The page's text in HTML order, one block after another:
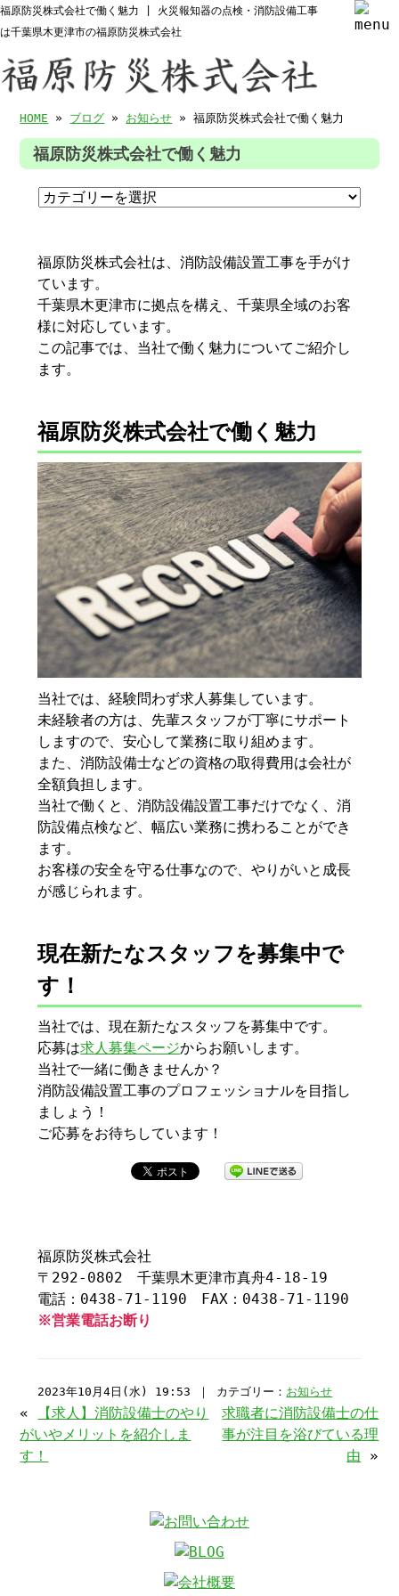
福原防災株式会社で働く魅力 | 火災報知器の点検・消防設備工事
は千葉県木更津市の福原防災株式会社
HOME » ブログ » お知らせ » 福原防災株式会社で働く魅力
福原防災株式会社で働く魅力
福原防災株式会社は、消防設備設置工事を手がけ
ています。
千葉県木更津市に拠点を構え、千葉県全域のお客
様に対応しています。
この記事では、当社で働く魅力についてご紹介し
ます。
福原防災株式会社で働く魅力
当社では、経験問わず求人募集しています。
未経験者の方は、先輩スタッフが丁寧にサポート
しますので、安心して業務に取り組めます。
また、消防設備士などの資格の取得費用は会社が
全額負担します。
当社で働くと、消防設備設置工事だけでなく、消
防設備点検など、幅広い業務に携わることができ
ます。
お客様の安全を守る仕事なので、やりがいと成長
が感じられます。
現在新たなスタッフを募集中で
す！
当社では、現在新たなスタッフを募集中です。
応募は求人募集ページからお願いします。
当社で一緒に働きませんか？
消防設備設置工事のプロフェッショナルを目指し
ましょう！
ご応募をお待ちしています！
福原防災株式会社
〒292-0802 千葉県木更津市真舟4-18-19
電話：0438-71-1190 FAX：0438-71-1190
※営業電話お断り
2023年10月4日(水) 19:53 ｜ カテゴリー： お知らせ
«
【求人】消防設備士のやり
がいやメリットを紹介しま
す！
求職者に消防設備士の仕
事が注目を浴びている理
由 »